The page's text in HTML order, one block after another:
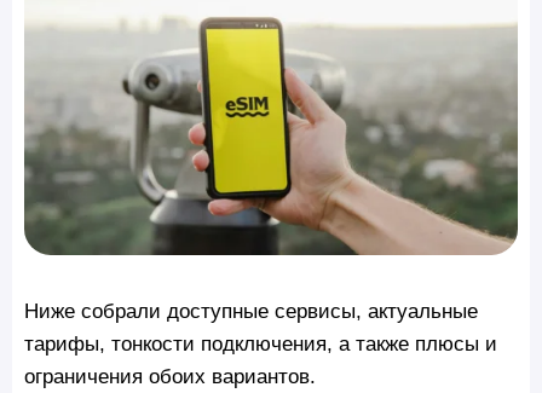
Ниже собрали доступные сервисы, актуальные
тарифы, тонкости подключения, а также плюсы и
ограничения обоих вариантов.